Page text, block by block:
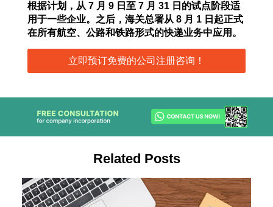
根据计划，从 7 月 9 日至7 月 31 日的试点阶段适
用于一些企业。之后，海关总署从 8 月 1 日起正式
在所有航空、公路和铁路形式的快递业务中应用。
立即预订免费的公司注册咨询！
Related Posts